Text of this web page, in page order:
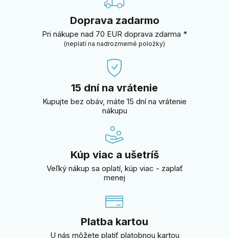
Doprava zadarmo
Pri nákupe nad 70 EUR doprava zdarma *
(neplatí na nadrozmerné položky)
15 dní na vrátenie
Kupujte bez obáv, máte 15 dní na vrátenie
nákupu
Kúp viac a ušetríš
Veľký nákup sa oplatí, kúp viac - zaplať
menej
Platba kartou
U nás môžete platiť platobnou kartou